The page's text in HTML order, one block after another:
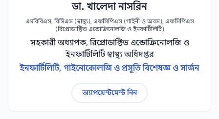
ডা. খালেদা নাসরিন
এমবিবিএস, বিসিএস (স্বাস্থ্য), এফসিপিএস (গাইনী ও অবস), এফসিপিএস
(রিপ্রোডাক্টিভ এন্ডোক্রিনোলজি ও ইনফার্টিলিটি)
সহকারী অধ্যাপক, রিপ্রোডাক্টিভ এন্ডোক্রিনোলজি ও
ইনফার্টিলিটি স্বাস্থ্য অধিদপ্তর
ইনফার্টিলিটি, গাইনোকোলজি ও প্রসূতি বিশেষজ্ঞ ও সার্জন
অ্যাপয়েন্টমেন্ট নিন